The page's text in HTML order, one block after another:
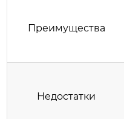
Преимущества
Недостатки